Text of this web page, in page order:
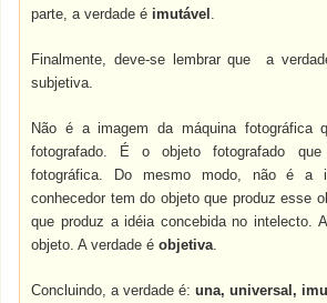
parte, a verdade é imutável .
Finalmente, deve-se lembrar que a
subjetiva.
Não é a imagem da máquina fotográfica
fotografado. É o objeto fotografado
fotográfica. Do mesmo modo, não é a
conhecedor tem do objeto que produz esse
que produz a idéia concebida no intelecto.
objeto. A verdade éobjetiva.
Concluindo, a verdade é:una, universal,